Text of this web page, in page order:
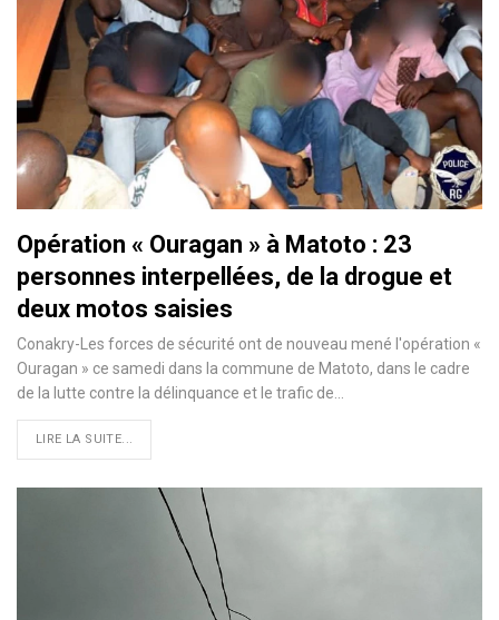
Opération « Ouragan » à Matoto : 23
personnes interpellées, de la drogue et
deux motos saisies
Conakry-Les forces de sécurité ont de nouveau mené l'opération «
Ouragan » ce samedi dans la commune de Matoto, dans le cadre
de la lutte contre la délinquance et le trafic de…
LIRE LA SUITE...